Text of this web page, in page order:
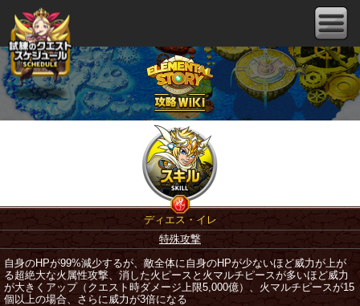
ディエス・イレ
特殊攻撃
自身のHPが99%減少するが、敵全体に自身のHPが少ないほど威力が上が
る超絶大な火属性攻撃、消した火ピースと火マルチピースが多いほど威力
が大きくアップ（クエスト時ダメージ上限5,000億）、火マルチピースが15
個以上の場合、さらに威力が3倍になる